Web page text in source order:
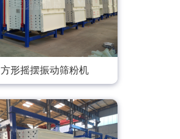
方形摇摆振动筛粉机